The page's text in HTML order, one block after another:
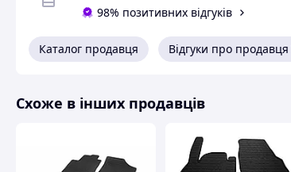
98% позитивних відгуків
Каталог продавця Відгуки про продавця
Схоже в інших продавців